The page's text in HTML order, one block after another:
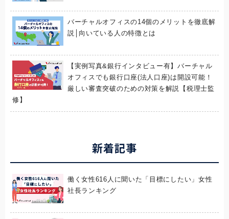
バーチャルオフィスの14個のメリットを徹底解
説│向いている人の特徴とは
【実例写真&銀行インタビュー有】バーチャル
オフィスでも銀行口座(法人口座)は開設可能！
厳しい審査突破のための対策を解説【税理士監
修】
新着記事
働く女性616人に聞いた「目標にしたい」女性
社長ランキング